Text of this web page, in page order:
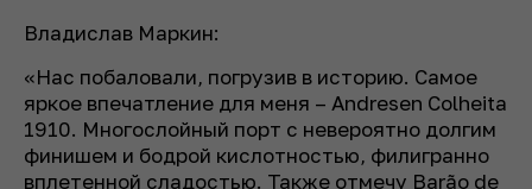
Владислав Маркин:
«Нас побаловали, погрузив в историю. Самое
яркое впечатление для меня – Andresen Colheita
1910. Многослойный порт с невероятно долгим
финишем и бодрой кислотностью, филигранно
вплетенной сладостью. Также отмечу Barão de